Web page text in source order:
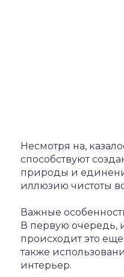
Несмотря на,
способствуют
природы и
иллюзию чистоты
Важные
В первую очередь,
происходит это
также
интерьер.